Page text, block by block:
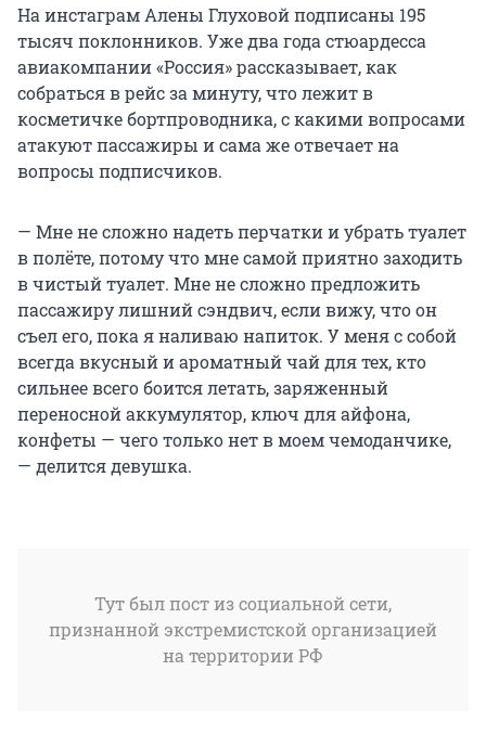
На инстаграм Алены Глуховой подписаны 195
тысяч поклонников. Уже два года стюардесса
авиакомпании «Россия» рассказывает, как
собраться в рейс за минуту, что лежит в
косметичке бортпроводника, с какими вопросами
атакуют пассажиры и сама же отвечает на
вопросы подписчиков.
— Мне не сложно надеть перчатки и убрать туалет
в полёте, потому что мне самой приятно заходить
в чистый туалет. Мне не сложно предложить
пассажиру лишний сэндвич, если вижу, что он
съел его, пока я наливаю напиток. У меня с собой
всегда вкусный и ароматный чай для тех, кто
сильнее всего боится летать, заряженный
переносной аккумулятор, ключ для айфона,
конфеты — чего только нет в моем чемоданчике,
— делится девушка.
Тут был пост из социальной сети,
признанной экстремистской организацией
на территории РФ